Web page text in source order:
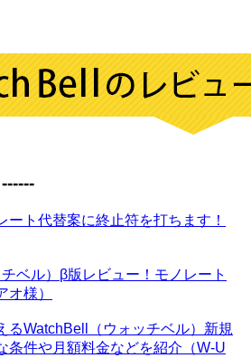
ート代替案に終止符を打ちます！
ベル）β版レビュー！モノレート
様）
るWatchBell（ウォッチベル）新規
条件や月額料金などを紹介（W-U